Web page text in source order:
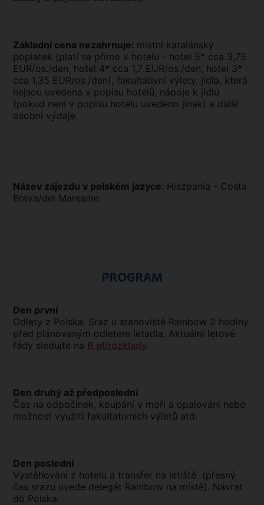
Základní cena nezahrnuje: místní katalánský
poplatek (platí se přímo v hotelu - hotel 5* cca 3,75
EUR/os./den, hotel 4* cca 1,7 EUR/os./den, hotel 3*
cca 1,35 EUR/os./den), fakultativní výlety, jídla, která
nejsou uvedena v popisu hotelů, nápoje k jídlu
(pokud není v popisu hotelu uvedeno jinak) a další
osobní výdaje.
Název zájezdu v polském jazyce: Hiszpania - Costa
Brava/del Maresme
PROGRAM
Den první
Odlety z Polska. Sraz u stanoviště Rainbow 2 hodiny
před plánovaným odletem letadla. Aktuální letové
řády sledujte na R.pl/rozklady.
Den druhý až předposlední
Čas na odpočinek, koupání v moři a opalování nebo
možnost využití fakultativních výletů atd.
Den poslední
Vystěhování z hotelu a transfer na letiště (přesný
čas srazu uvede delegát Rainbow na místě). Návrat
do Polska.